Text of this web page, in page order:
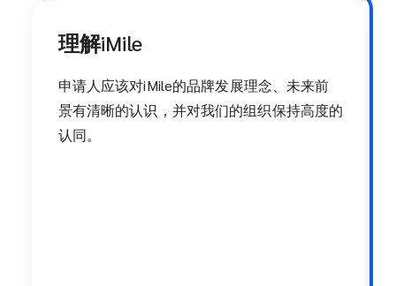
理解iMile
申请人应该对iMile的品牌发展理念、未来前
景有清晰的认识，并对我们的组织保持高度的
认同。